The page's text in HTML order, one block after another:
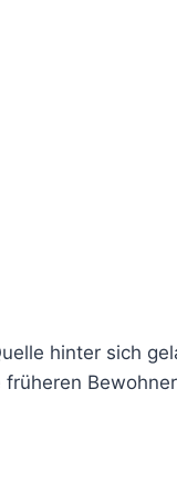
hinter sich